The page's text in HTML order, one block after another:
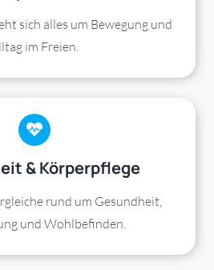
sich alles um Bewegung und
im Freien.
& Körperpflege
rund um Gesundheit,
und Wohlbefinden.